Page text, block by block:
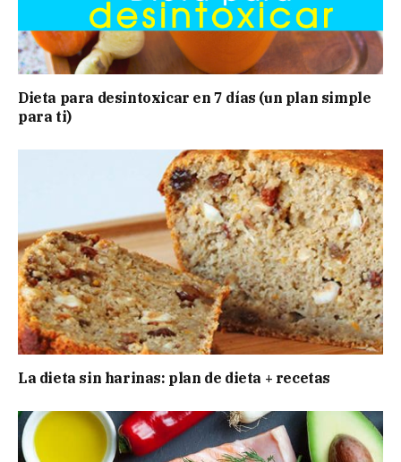
Dieta para desintoxicar en 7 días (un plan simple
para ti)
La dieta sin harinas: plan de dieta + recetas